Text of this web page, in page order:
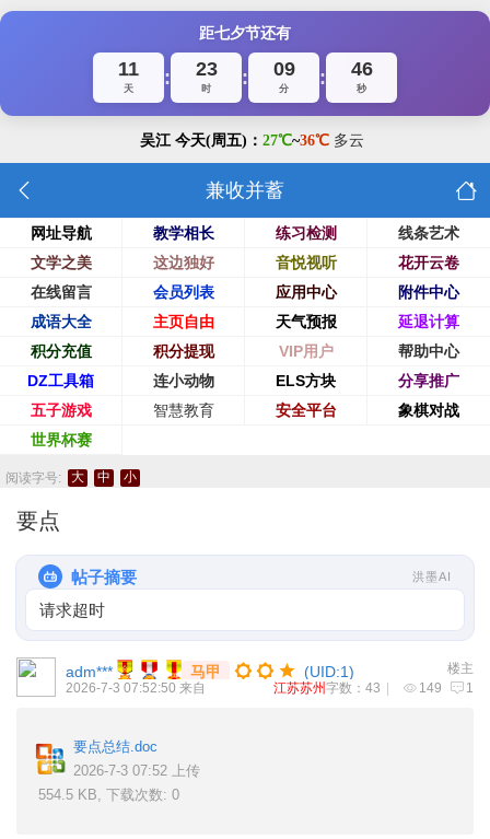
距七夕节还有
11
天
: 23
时
: 09
分
: 45
秒
兼收并蓄
网址导航 教学相长 练习检测
线条艺术
文学之美
这边独好 音悦视听
花开云卷
在线留言
会员列表 应用中心
附件中心
成语大全
主页自由 天气预报
延退计算
积分充值
积分提现 VIP用户
帮助中心
DZ工具箱
连小动物 ELS方块
分享推广
五子游戏
智慧教育 安全平台
象棋对战
世界杯赛
阅读字号: 大 中 小
要点
帖子摘要 洪墨AI
请求超时
楼主
adm*** 马甲 (UID:1)
149 1
2026-7-3 07:52:50 字数：43
来自 江苏苏州
要点总结.doc
2026-7-3 07:52 上传
554.5 KB, 下载次数: 0